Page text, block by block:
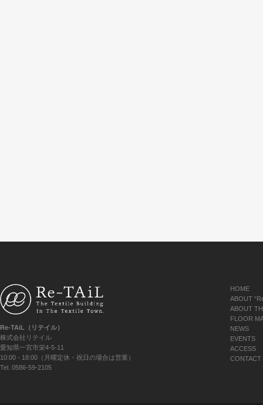
Re-TAiL（リテイル）
株式会社リテイル
愛知県一宮市栄4-5-11
10:00 - 18:00（月曜定休・祝日の場合は営業）
Tel. 0586-59-2105
HOME
ABOUT
ABOUT
FLOOR
NEWS
EVENTS
ACCESS
CONTACT